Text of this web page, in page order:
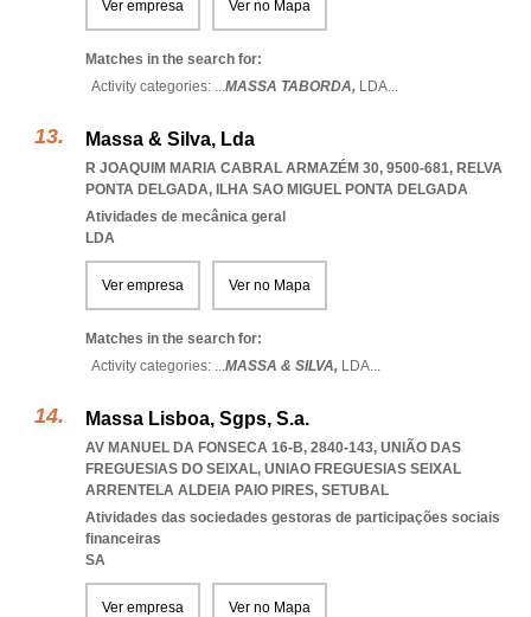
Ver empresa Ver no Mapa
Matches in the search for:
Activity categories: ...MASSA TABORDA, LDA...
Massa & Silva, Lda
R JOAQUIM MARIA CABRAL ARMAZÉM 30, 9500-681, RELVA
PONTA DELGADA, ILHA SAO MIGUEL PONTA DELGADA
Atividades de mecânica geral
LDA
Ver empresa Ver no Mapa
Matches in the search for:
Activity categories: ...MASSA & SILVA, LDA...
Massa Lisboa, Sgps, S.a.
AV MANUEL DA FONSECA 16-B, 2840-143, UNIÃO DAS
FREGUESIAS DO SEIXAL, UNIAO FREGUESIAS SEIXAL
ARRENTELA ALDEIA PAIO PIRES, SETUBAL
Atividades das sociedades gestoras de participações sociais
financeiras
SA
Ver empresa Ver no Mapa